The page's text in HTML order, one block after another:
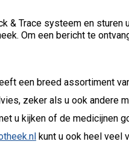
& Trace systeem en
Om een bericht te
een breed assortiment
zeker als u ook andere
u kijken of de medicijnen
kunt u ook heel veel